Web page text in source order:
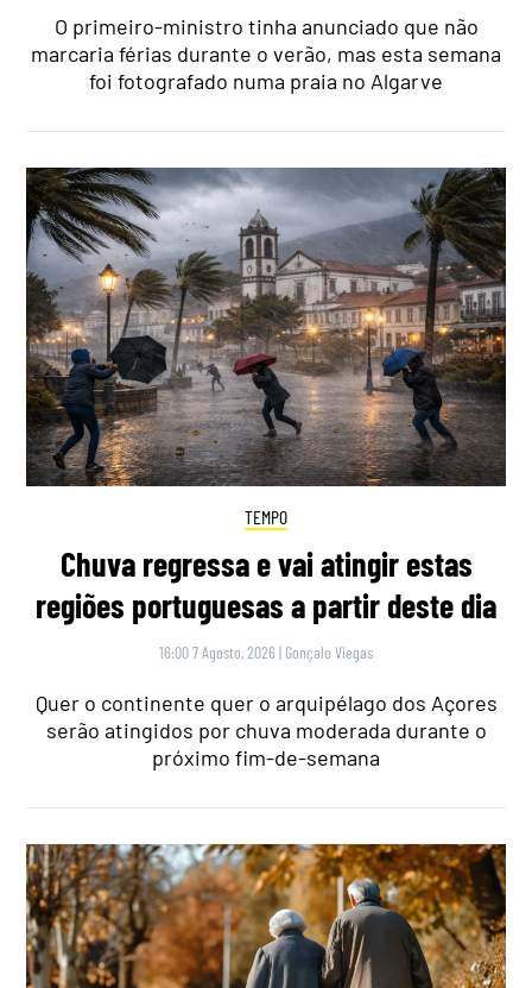
O primeiro-ministro tinha anunciado que não
marcaria férias durante o verão, mas esta semana
foi fotografado numa praia no Algarve
TEMPO
Chuva regressa e vai atingir estas
regiões portuguesas a partir deste dia
16:00 7 Agosto, 2026 | Gonçalo Viegas
Quer o continente quer o arquipélago dos Açores
serão atingidos por chuva moderada durante o
próximo fim-de-semana